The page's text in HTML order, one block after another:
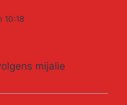
10:18
mijalie